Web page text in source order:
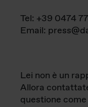
Tel: +39 0474
Email:
Lei non è un
Allora
questione